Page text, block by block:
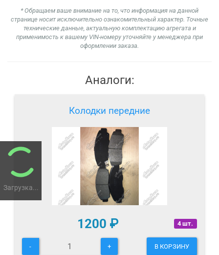
Загрузка...
* Обращаем ваше внимание на то, что информация на данной
странице носит исключительно ознакомительный характер. Точные
технические данные, актуальную комплектацию агрегата и
применимость к вашему VIN-номеру уточняйте у менеджера при
оформлении заказа.
Аналоги:
Колодки передние
4 шт.
1200 ₽
- + В КОРЗИНУ